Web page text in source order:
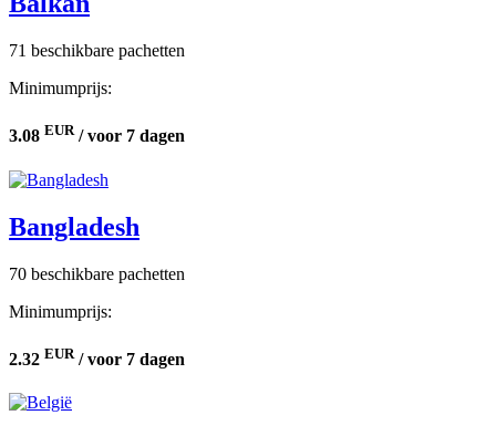
71 beschikbare pachetten
Minimumprijs:
3.08 EUR/ voor 7 dagen
Bangladesh
70 beschikbare pachetten
Minimumprijs:
2.32 EUR/ voor 7 dagen